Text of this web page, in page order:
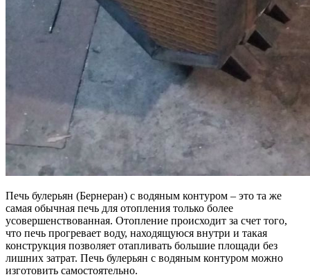
Печь булерьян (Бернеран) с водяным контуром – это та же
самая обычная печь для отопления только более
усовершенствованная. Отопление происходит за счет того,
что печь прогревает воду, находящуюся внутри и такая
конструкция позволяет отапливать большие площади без
лишних затрат. Печь булерьян с водяным контуром можно
изготовить самостоятельно.